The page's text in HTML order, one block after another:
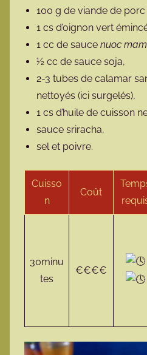
100 g de viande de porc
1 cs d’oignon vert
1 cc de sauce nuoc mam
½ cc de sauce soja,
2-3 tubes de calamar
nettoyés (ici surgelés),
1 cs d’huile de cuisson
sauce sriracha,
sel et poivre.
Cuisso
n
Coût
30minu
tes
€€€€